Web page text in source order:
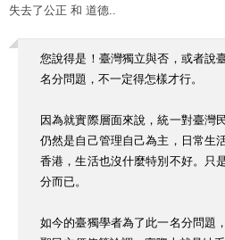
失去了公正 和 道德..
您說得是！臺灣獨立與否，或者說
名分問題，不一定得怎樣才行。
因為就實際層面來說，統一對臺灣
仍然是自己管理自己為主，日常生
香港，生活也沒什麼特別不好。只
分而已。
如今的臺獨學者為了此一名分問題